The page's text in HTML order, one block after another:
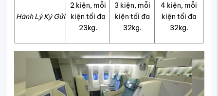
Hành Lý Ký Gửi
2 kiện, mỗi
kiện tối đa
23kg.
3 kiện, mỗi
kiện tối đa
32kg.
4 kiện, mỗi
kiện tối đa
32kg.